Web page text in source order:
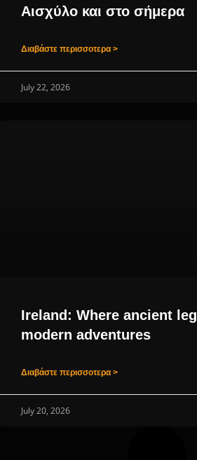
Αισχύλο και στο σήμερα
Διαβάστε περισσοτερα >
July 22, 2026
Ireland: Where ancient
modern adventures
Διαβάστε περισσοτερα >
July 20, 2026